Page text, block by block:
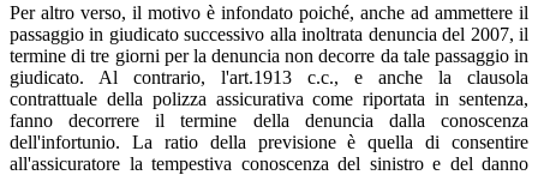
Per altro verso, il motivo è infondato poiché, anche ad ammettere il
passaggio in giudicato successivo alla inoltrata denuncia del 2007, il
termine di tre giorni per la denuncia non decorre da tale passaggio in
giudicato. Al contrario, l'art.1913 c.c., e anche la clausola
contrattuale della polizza assicurativa come riportata in sentenza,
fanno decorrere il termine della denuncia dalla conoscenza
dell'infortunio. La ratio della previsione è quella di consentire
all'assicuratore la tempestiva conoscenza del sinistro e del danno